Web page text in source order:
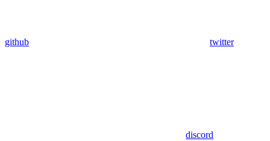
github twitter
discord